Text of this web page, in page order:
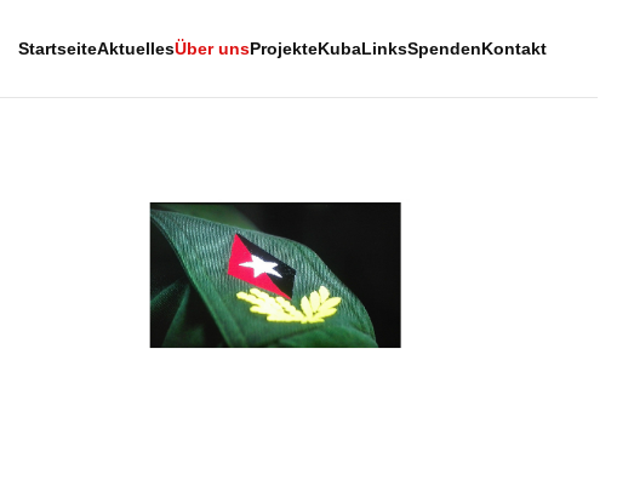
StartseiteAktuellesÜber unsProjekteKubaLinksSpendenKontakt